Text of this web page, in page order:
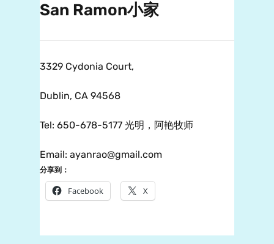
San Ramon小家
3329 Cydonia Court,
Dublin, CA 94568
Tel: 650-678-5177 光明，阿艳牧师
Email: ayanrao@gmail.com
分享到：
Facebook X